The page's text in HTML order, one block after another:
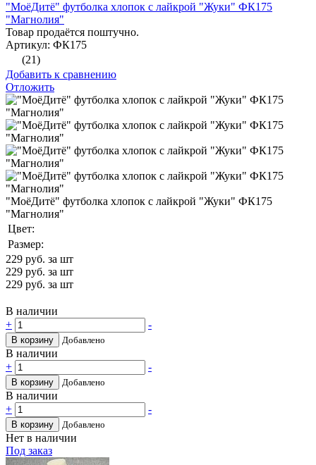
"МоёДитё" футболка хлопок с лайкрой "Жуки" ФК175
"Магнолия"
Товар продаётся поштучно.
Артикул: ФК175
(21)
Добавить к сравнению
Отложить
"МоёДитё" футболка хлопок с лайкрой "Жуки" ФК175
"Магнолия"
Цвет:
Размер:
229 руб. за шт
229 руб. за шт
229 руб. за шт
В наличии
+
-
В корзину Добавлено
В наличии
+
-
В корзину Добавлено
В наличии
+
-
В корзину Добавлено
Нет в наличии
Под заказ